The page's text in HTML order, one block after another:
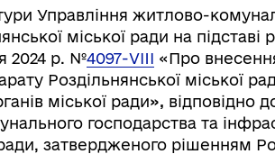
Інформаційна безпека та
технічний захист
Управління житлово-
міської ради на підставі
2024 р. №4097-VIII «Про
Роздільнянської міської
міської ради», відповідно
господарства та
затвердженого рішенням